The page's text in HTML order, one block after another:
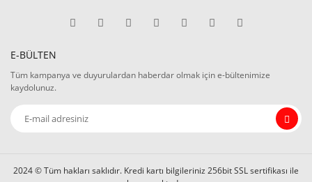
E-BÜLTEN
Tüm kampanya ve duyurulardan haberdar olmak için e-bültenimize
kaydolunuz.
2024 © Tüm hakları saklıdır. Kredi kartı bilgileriniz 256bit SSL sertifikası ile